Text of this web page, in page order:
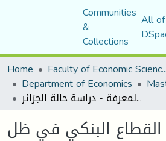
Communities
&
Collections
All of
Home
Faculty of Economic Sciences, Commerce and Management Sciences
Department of Economics
آليات تطوير القطاع البنكي في ظل اقتصاد المعرفة - دراسة حالة الجزائر
القطاع البنكي في ظل